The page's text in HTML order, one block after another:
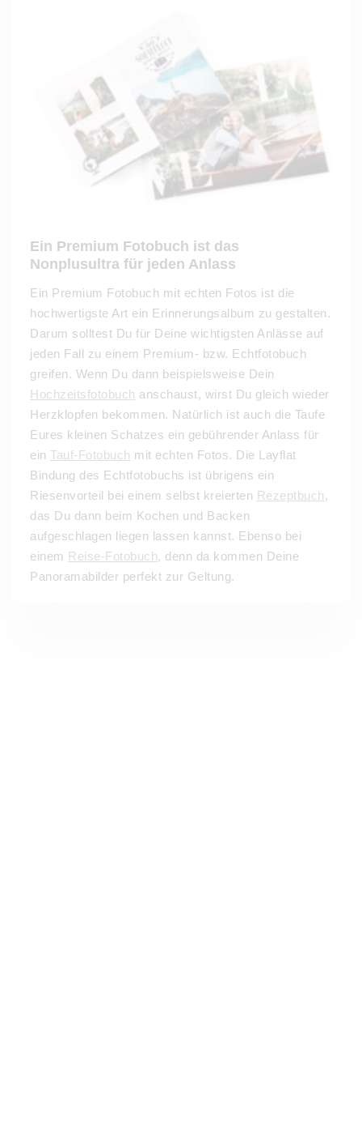
Ein Premium Fotobuch ist das
Nonplusultra für jeden Anlass
Ein Premium Fotobuch mit echten Fotos ist die
hochwertigste Art ein Erinnerungsalbum zu gestalten.
Darum solltest Du für Deine wichtigsten Anlässe auf
jeden Fall zu einem Premium- bzw. Echtfotobuch
greifen. Wenn Du dann beispielsweise Dein
Hochzeitsfotobuch anschaust, wirst Du gleich wieder
Herzklopfen bekommen. Natürlich ist auch die Taufe
Eures kleinen Schatzes ein gebührender Anlass für
ein Tauf-Fotobuch mit echten Fotos. Die Layflat
Bindung des Echtfotobuchs ist übrigens ein
Riesenvorteil bei einem selbst kreierten Rezeptbuch,
das Du dann beim Kochen und Backen
aufgeschlagen liegen lassen kannst. Ebenso bei
einem Reise-Fotobuch, denn da kommen Deine
Panoramabilder perfekt zur Geltung.